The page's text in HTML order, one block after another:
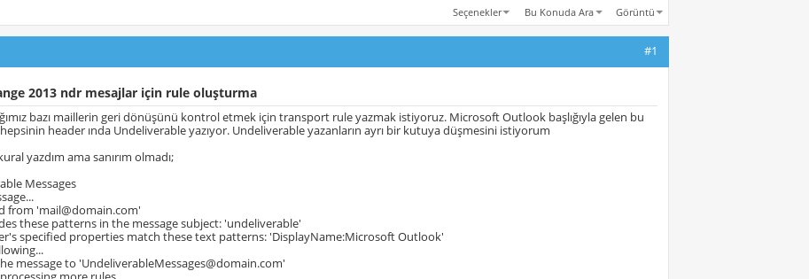
Seçenekler Bu Konuda Ara Görüntü
#1
2013 ndr mesajlar için rule oluşturma
bazı maillerin geri dönüşünü kontrol etmek için transport rule yazmak istiyoruz. Microsoft Outlook başlığıyla gelen bu
header ında Undeliverable yazıyor. Undeliverable yazanların ayrı bir kutuya düşmesini istiyorum
yazdım ama sanırım olmadı;
Messages
from 'mail@domain.com'
these patterns in the message subject: 'undeliverable'
specified properties match these text patterns: 'DisplayName:Microsoft Outlook'
message to 'UndeliverableMessages@domain.com'